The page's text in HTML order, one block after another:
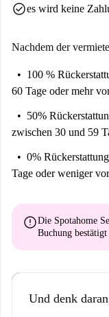
check_circlees wird keine
Nachdem der
100 %
60 Tage oder mehr
50%
zwischen 30 und 59
0%
Tage oder weniger
errorDie Spotahome
Buchung bestätigt
Und denk